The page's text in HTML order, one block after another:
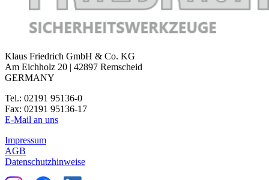
Klaus Friedrich GmbH & Co. KG
Am Eichholz 20 | 42897 Remscheid
GERMANY
Tel.: 02191 95136-0
Fax: 02191 95136-17
E-Mail an uns
Impressum
AGB
Datenschutzhinweise